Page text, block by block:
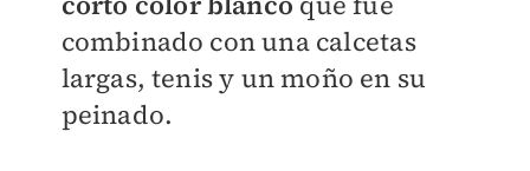
combinado con una calcetas
largas, tenis y un moño en su
peinado.